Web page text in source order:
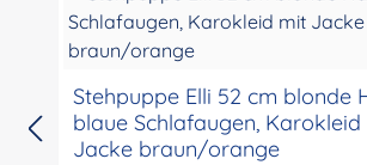
Stehpuppe Elli 52 cm blonde Haare,
blaue Schlafaugen,
Jacke braun/orange